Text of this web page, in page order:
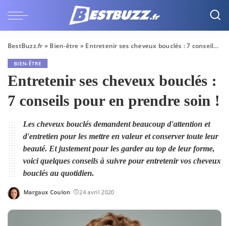
BestBuzz.fr » Bien-être » Entretenir ses cheveux bouclés : 7 conseils pour en prendre soin !
BIEN-ÊTRE
Entretenir ses cheveux bouclés :
7 conseils pour en prendre soin !
Les cheveux bouclés demandent beaucoup d'attention et
d'entretien pour les mettre en valeur et conserver toute leur
beauté. Et justement pour les garder au top de leur forme,
voici quelques conseils à suivre pour entretenir vos cheveux
bouclés au quotidien.
Posted
Margaux Coulon 24 avril 2020